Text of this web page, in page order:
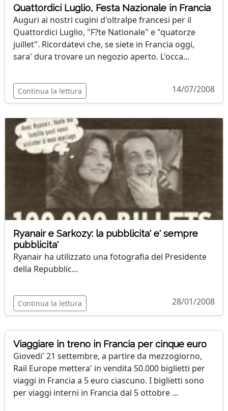
Quattordici Luglio, Festa Nazionale in Francia
Auguri ai nostri cugini d'oltralpe francesi per il
Quattordici Luglio, "F?te Nationale" e "quatorze
juillet". Ricordatevi che, se siete in Francia oggi,
sara' dura trovare un negozio aperto. L'occa...
Continua la lettura 14/07/2008
Ryanair e Sarkozy: la pubblicita' e' sempre
pubblicita'
Ryanair ha utilizzato una fotografia del Presidente
della Repubblic...
Continua la lettura 28/01/2008
Viaggiare in treno in Francia per cinque euro
Giovedi' 21 settembre, a partire da mezzogiorno,
Rail Europe mettera' in vendita 50.000 biglietti per
viaggi in Francia a 5 euro ciascuno. I biglietti sono
per viaggi interni in Francia dal 5 ottobre ...